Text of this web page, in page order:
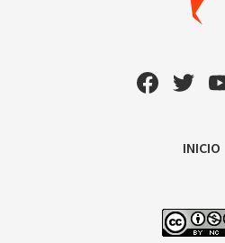
INICIO